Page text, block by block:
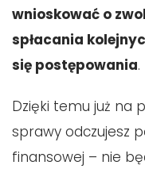
wnioskować o
spłacania
się postępowania.
Dzięki temu już na
sprawy odczujesz
finansowej – nie